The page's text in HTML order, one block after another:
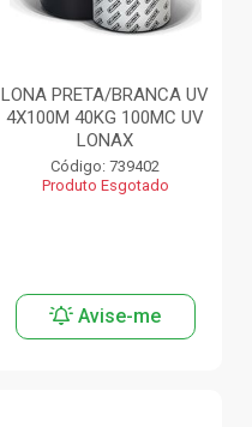
LONA PRETA/BRANCA UV
4X100M 40KG 100MC UV
LONAX
Código: 739402
Produto Esgotado
Avise-me